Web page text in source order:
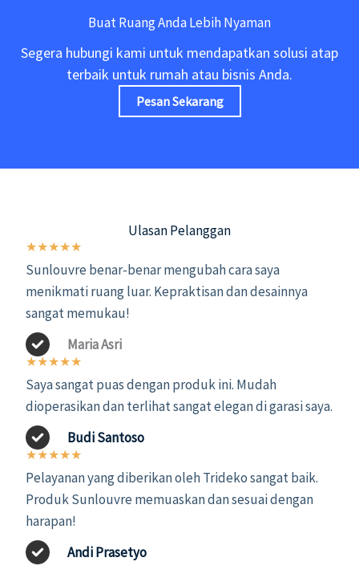
Buat Ruang Anda Lebih Nyaman
Segera hubungi kami untuk mendapatkan solusi atap
terbaik untuk rumah atau bisnis Anda.
Pesan Sekarang
Ulasan Pelanggan
★★★★★
Sunlouvre benar-benar mengubah cara saya
menikmati ruang luar. Kepraktisan dan desainnya
sangat memukau!
Maria Asri
★★★★★
Saya sangat puas dengan produk ini. Mudah
dioperasikan dan terlihat sangat elegan di garasi saya.
Budi Santoso
★★★★★
Pelayanan yang diberikan oleh Trideko sangat baik.
Produk Sunlouvre memuaskan dan sesuai dengan
harapan!
Andi Prasetyo